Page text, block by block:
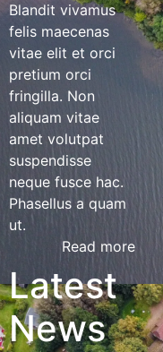
Blandit vivamus
felis maecenas
vitae elit et orci
pretium orci
fringilla. Non
aliquam vitae
amet volutpat
suspendisse
neque fusce hac.
Phasellus a quam
ut.
Read more
Latest
News